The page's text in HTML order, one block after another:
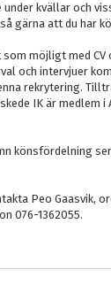
kvällar och
gärna att du har
som möjligt med
och intervjuer
rekrytering.
IK är medlem
könsfördelning
Peo Gaasvik,
076-1362055.